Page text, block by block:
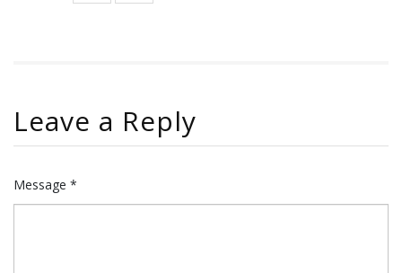
Leave a Reply
Message *